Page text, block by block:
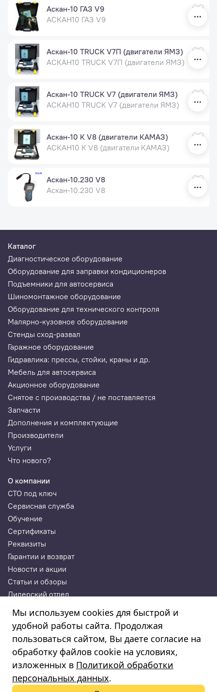
Аскан-10 ГАЗ V9
АСКАН10 ГАЗ V9
Аскан-10 TRUCK V7П (двигатели ЯМЗ)
АСКАН10 TRUCK V7П (двигатели ЯМЗ)
Аскан-10 TRUCK V7 (двигатели ЯМЗ)
АСКАН10 TRUCK V7 (двигатели ЯМЗ)
Аскан-10 К V8 (двигатели КАМАЗ)
АСКАН10 К V8 (двигатели КАМАЗ)
Аскан-10.230 V8
Аскан-10.230 V8
Каталог
Диагностическое оборудование
Оборудование для заправки кондиционеров
Подъемники для автосервиса
Шиномонтажное оборудование
Оборудование для технического контроля
Малярно-кузовное оборудование
Стенды сход-развал
Гаражное оборудование
Гидравлика: прессы, стойки, краны и др.
Мебель для автосервиса
Акционное оборудование
Снятое с производства / не поставляется
Запчасти
Дополнения и комплектующие
Производители
Услуги
Что нового?
О компании
СТО под ключ
Сервисная служба
Обучение
Сертификаты
Реквизиты
Гарантии и возврат
Новости и акции
Статьи и обзоры
Дилерский отдел
© 2003—2025
«Автосервисторг»
ИП Годунова Лариса Леонидовна
ИНН 532108772827, ОГРНИП 308532130300022, ОКПО
308532130300022
Мы используем cookies для быстрой и
удобной работы сайта. Продолжая
пользоваться сайтом, Вы даете согласие на
обработку файлов cookie на условиях,
изложенных в Политикой обработки
персональных данных.